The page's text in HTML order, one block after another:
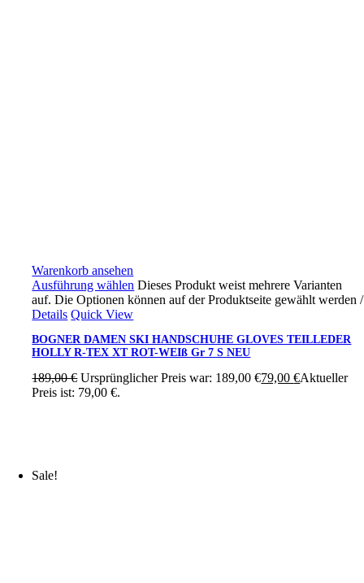
Warenkorb ansehen
Ausführung wählen Dieses Produkt weist mehrere Varianten
auf. Die Optionen können auf der Produktseite gewählt werden/
Details Quick View
BOGNER DAMEN SKI HANDSCHUHE GLOVES TEILLEDER
HOLLY R-TEX XT ROT-WEIß Gr 7 S NEU
189,00€ Ursprünglicher Preis war: 189,00 €79,00€Aktueller
Preis ist: 79,00 €.
Sale!